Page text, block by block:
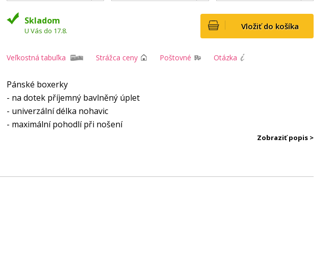
Vložiť do košíka
Skladom
U Vás do 17.8.
Veľkostná tabuľka Strážca ceny Poštovné Otázka
Zobraziť popis >
Pánské boxerky
- na dotek příjemný bavlněný úplet
- univerzální délka nohavic
- maximální pohodlí při nošení
Složení: 95 % bavlna, 5 % elastan